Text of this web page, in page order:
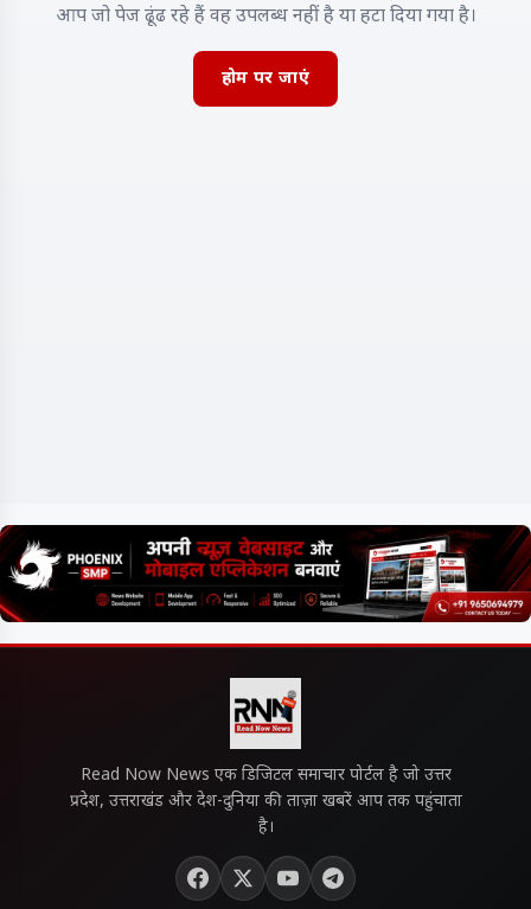
आप जो पेज ढूंढ रहे हैं वह उपलब्ध नहीं है या हटा दिया गया है।
होम पर जाएं
Read Now News एक डिजिटल समाचार पोर्टल है जो उत्तर
प्रदेश, उत्तराखंड और देश-दुनिया की ताज़ा खबरें आप तक पहुंचाता
है।